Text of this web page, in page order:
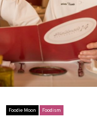
Foodie Moon Foodism